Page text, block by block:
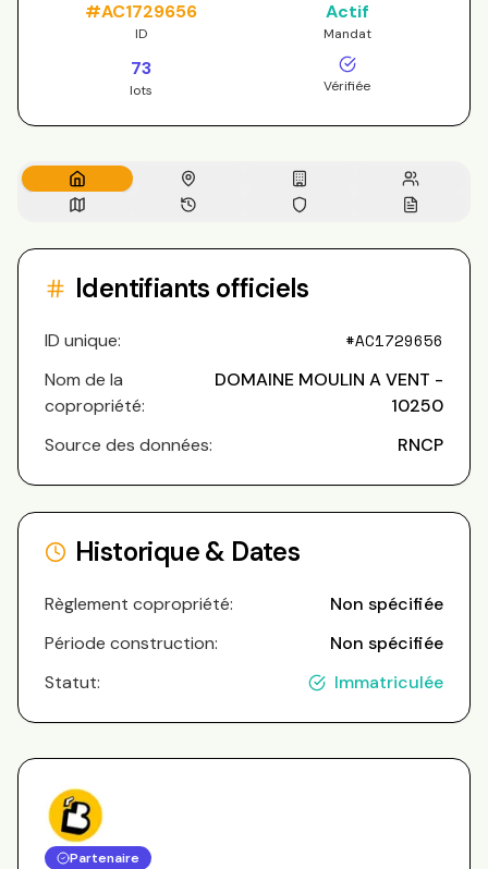
#AC1729656
ID
Actif
Mandat
73
lots Vérifiée
Identifiants officiels
ID unique: #AC1729656
Nom de la
copropriété:
DOMAINE MOULIN A VENT -
10250
Source des données:
RNCP
Historique & Dates
Règlement copropriété:
Non spécifiée
Période construction:
Non spécifiée
Statut:
Immatriculée
Partenaire